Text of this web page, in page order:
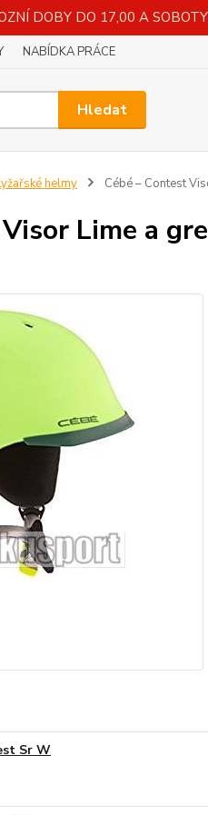
DOBY DO 17,00 A
NABÍDKA PRÁCE
Hledat
helmy Cébé – Contest
Lime a
Sr W